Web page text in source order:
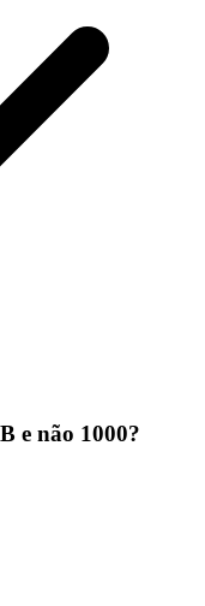
e não 1000?